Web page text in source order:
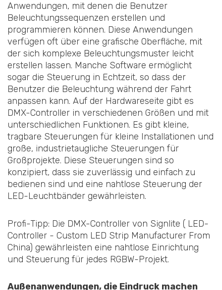
Anwendungen, mit denen die Benutzer
Beleuchtungssequenzen erstellen und
programmieren können. Diese Anwendungen
verfügen oft über eine grafische Oberfläche, mit
der sich komplexe Beleuchtungsmuster leicht
erstellen lassen. Manche Software ermöglicht
sogar die Steuerung in Echtzeit, so dass der
Benutzer die Beleuchtung während der Fahrt
anpassen kann. Auf der Hardwareseite gibt es
DMX-Controller in verschiedenen Größen und mit
unterschiedlichen Funktionen. Es gibt kleine,
tragbare Steuerungen für kleine Installationen und
große, industrietaugliche Steuerungen für
Großprojekte. Diese Steuerungen sind so
konzipiert, dass sie zuverlässig und einfach zu
bedienen sind und eine nahtlose Steuerung der
LED-Leuchtbänder gewährleisten.
Profi-Tipp: Die DMX-Controller von Signlite ( LED-
Controller - Custom LED Strip Manufacturer From
China) gewährleisten eine nahtlose Einrichtung
und Steuerung für jedes RGBW-Projekt.
Außenanwendungen, die Eindruck machen